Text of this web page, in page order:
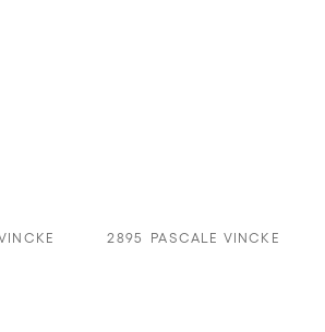
2895 PASCALE VINCKE